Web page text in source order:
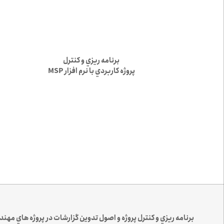
برنامه ريزي و كنترل
پروژه كاربردي با نرم افزار MSP
برنامه ريزي و كنترل پروژه و اصول تدوين گزارشات در پروژه هاي